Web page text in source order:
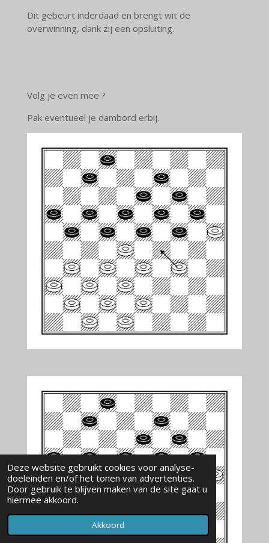
Deze website gebruikt cookies voor analyse-
doeleinden en/of het tonen van advertenties.
Door gebruik te blijven maken van de site gaat u
hiermee akkoord.
Akkoord
Dit gebeurt inderdaad en brengt wit de
overwinning, dank zij een opsluiting.
Volg je even mee ?
Pak eventueel je dambord erbij.